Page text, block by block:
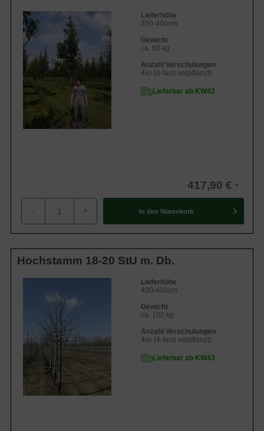
Lieferhöhe
350-400cm
Gewicht
ca. 80 kg
Anzahl Verschulungen
4xv (4-fach verpflanzt)
Lieferbar ab KW43
417,90 €
- + In den Warenkorb
Hochstamm 18-20 StU m. Db.
Lieferhöhe
400-450cm
Gewicht
ca. 100 kg
Anzahl Verschulungen
4xv (4-fach verpflanzt)
Lieferbar ab KW43